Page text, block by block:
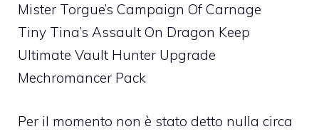
Mister Torgue’s Campaign Of Carnage
Tiny Tina’s Assault On Dragon Keep
Ultimate Vault Hunter Upgrade
Mechromancer Pack
Per il momento non è stato detto nulla circa